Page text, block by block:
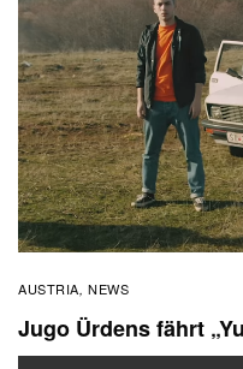
AUSTRIA, NEWS
Jugo Ürdens fährt